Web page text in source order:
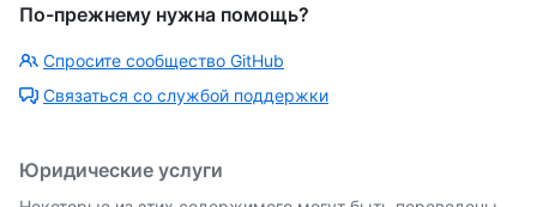
По-прежнему нужна помощь?
Спросите сообщество GitHub
Связаться со службой поддержки
Юридические услуги